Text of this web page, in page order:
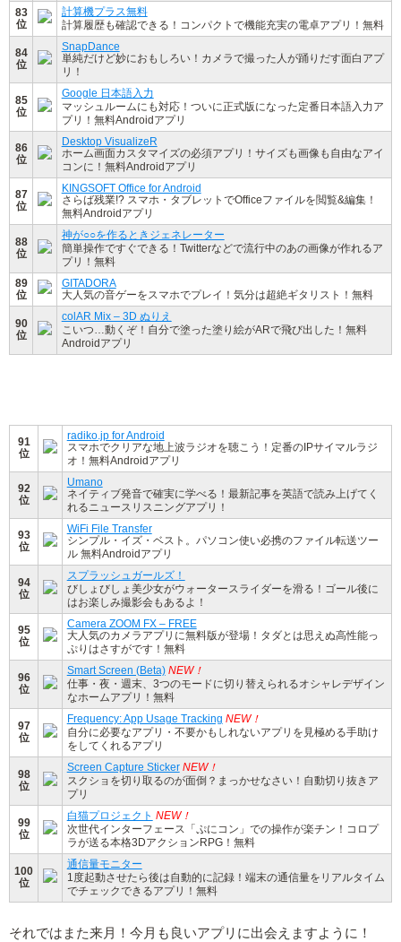
83
位
計算機プラス無料
計算履歴も確認できる！コンパクトで機能充実の電卓アプリ！無料
84
位
SnapDance
単純だけど妙におもしろい！カメラで撮った人が踊りだす面白アプ
リ！
85
位
Google 日本語入力
マッシュルームにも対応！ついに正式版になった定番日本語入力ア
プリ！無料Androidアプリ
86
位
Desktop VisualizeR
ホーム画面カスタマイズの必須アプリ！サイズも画像も自由なアイ
コンに！無料Androidアプリ
87
位
KINGSOFT Office for Android
さらば残業!? スマホ・タブレットでOfficeファイルを閲覧&編集！
無料Androidアプリ
88
位
神が○○を作るときジェネレーター
簡単操作ですぐできる！Twitterなどで流行中のあの画像が作れるア
プリ！無料
89
位
GITADORA
大人気の音ゲーをスマホでプレイ！気分は超絶ギタリスト！無料
90
位
colAR Mix – 3D ぬりえ
こいつ…動くぞ！自分で塗った塗り絵がARで飛び出した！無料
Androidアプリ
91
位
radiko.jp for Android
スマホでクリアな地上波ラジオを聴こう！定番のIPサイマルラジ
オ！無料Androidアプリ
92
位
Umano
ネイティブ発音で確実に学べる！最新記事を英語で読み上げてく
れるニュースリスニングアプリ！
93
位
WiFi File Transfer
シンプル・イズ・ベスト。パソコン使い必携のファイル転送ツー
ル 無料Androidアプリ
94
位
スプラッシュガールズ！
びしょびしょ美少女がウォータースライダーを滑る！ゴール後に
はお楽しみ撮影会もあるよ！
95
位
Camera ZOOM FX – FREE
大人気のカメラアプリに無料版が登場！タダとは思えぬ高性能っ
ぷりはさすがです！無料
96
位
Smart Screen (Beta) NEW！
仕事・夜・週末、3つのモードに切り替えられるオシャレデザイン
なホームアプリ！無料
97
位
Frequency: App Usage Tracking NEW！
自分に必要なアプリ・不要かもしれないアプリを見極める手助け
をしてくれるアプリ
98
位
Screen Capture Sticker NEW！
スクショを切り取るのが面倒？まっかせなさい！自動切り抜きア
プリ
99
位
白猫プロジェクト NEW！
次世代インターフェース「ぷにコン」での操作が楽チン！コロプ
ラが送る本格3DアクションRPG！無料
100
位
通信量モニター
1度起動させたら後は自動的に記録！端末の通信量をリアルタイム
でチェックできるアプリ！無料
それではまた来月！今月も良いアプリに出会えますように！